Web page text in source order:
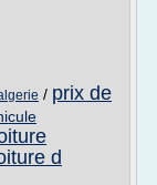
/ prix de
d